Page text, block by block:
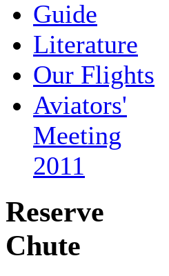
Guide
Literature
Our Flights
Aviators'
Meeting
2011
Reserve
Chute